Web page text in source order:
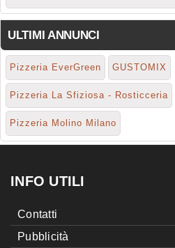
ULTIMI ANNUNCI
Pizzeria EverGreen GUSTOMIX
Pizzeria La Sfiziosa - Rosticceria
Pizzeria Molino Milano
INFO UTILI
Contatti
Pubblicità